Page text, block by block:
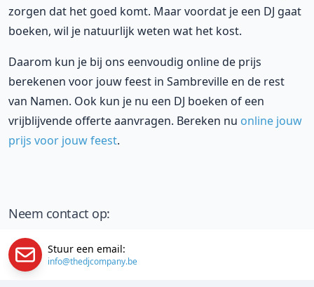
zorgen dat het goed komt. Maar voordat je een DJ gaat
boeken, wil je natuurlijk weten wat het kost.
Daarom kun je bij ons eenvoudig online de prijs
berekenen voor jouw feest in Sambreville en de rest
van Namen. Ook kun je nu een DJ boeken of een
vrijblijvende offerte aanvragen. Bereken nu online jouw
prijs voor jouw feest.
Neem contact op:
Stuur een email:
info@thedjcompany.be